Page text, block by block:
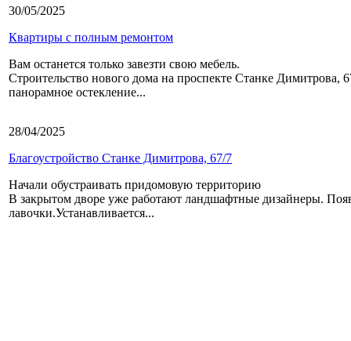
30/05/2025
Квартиры с полным ремонтом
Вам останется только завезти свою мебель.
Строительство нового дома на проспекте Станке Димитрова,
панорамное остекление...
28/04/2025
Благоустройство Станке Димитрова, 67/7
Начали обустраивать придомовую территорию
В закрытом дворе уже работают ландшафтные дизайнеры.
лавочки.Устанавливается...